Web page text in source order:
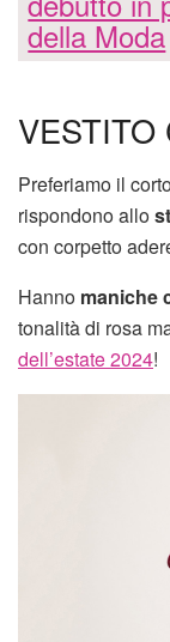
della Moda
VESTITO
Preferiamo il
rispondono allo
con corpetto
Hanno maniche
tonalità di rosa
dell’estate 2024!